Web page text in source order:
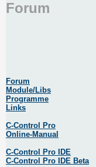
Forum
Forum
Module/Libs
Programme
Links
C-Control Pro
Online-Manual
C-Control Pro IDE
C-Control Pro IDE Beta